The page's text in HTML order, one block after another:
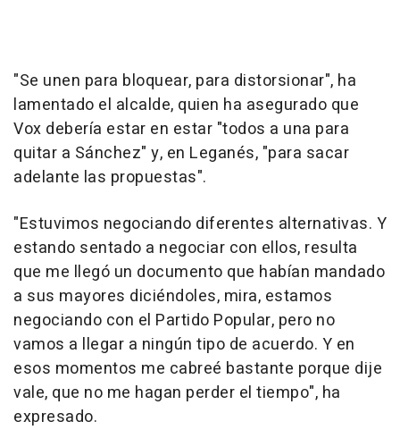
"Se unen para bloquear, para distorsionar", ha
lamentado el alcalde, quien ha asegurado que
Vox debería estar en estar "todos a una para
quitar a Sánchez" y, en Leganés, "para sacar
adelante las propuestas".
"Estuvimos negociando diferentes alternativas. Y
estando sentado a negociar con ellos, resulta
que me llegó un documento que habían mandado
a sus mayores diciéndoles, mira, estamos
negociando con el Partido Popular, pero no
vamos a llegar a ningún tipo de acuerdo. Y en
esos momentos me cabreé bastante porque dije
vale, que no me hagan perder el tiempo", ha
expresado.